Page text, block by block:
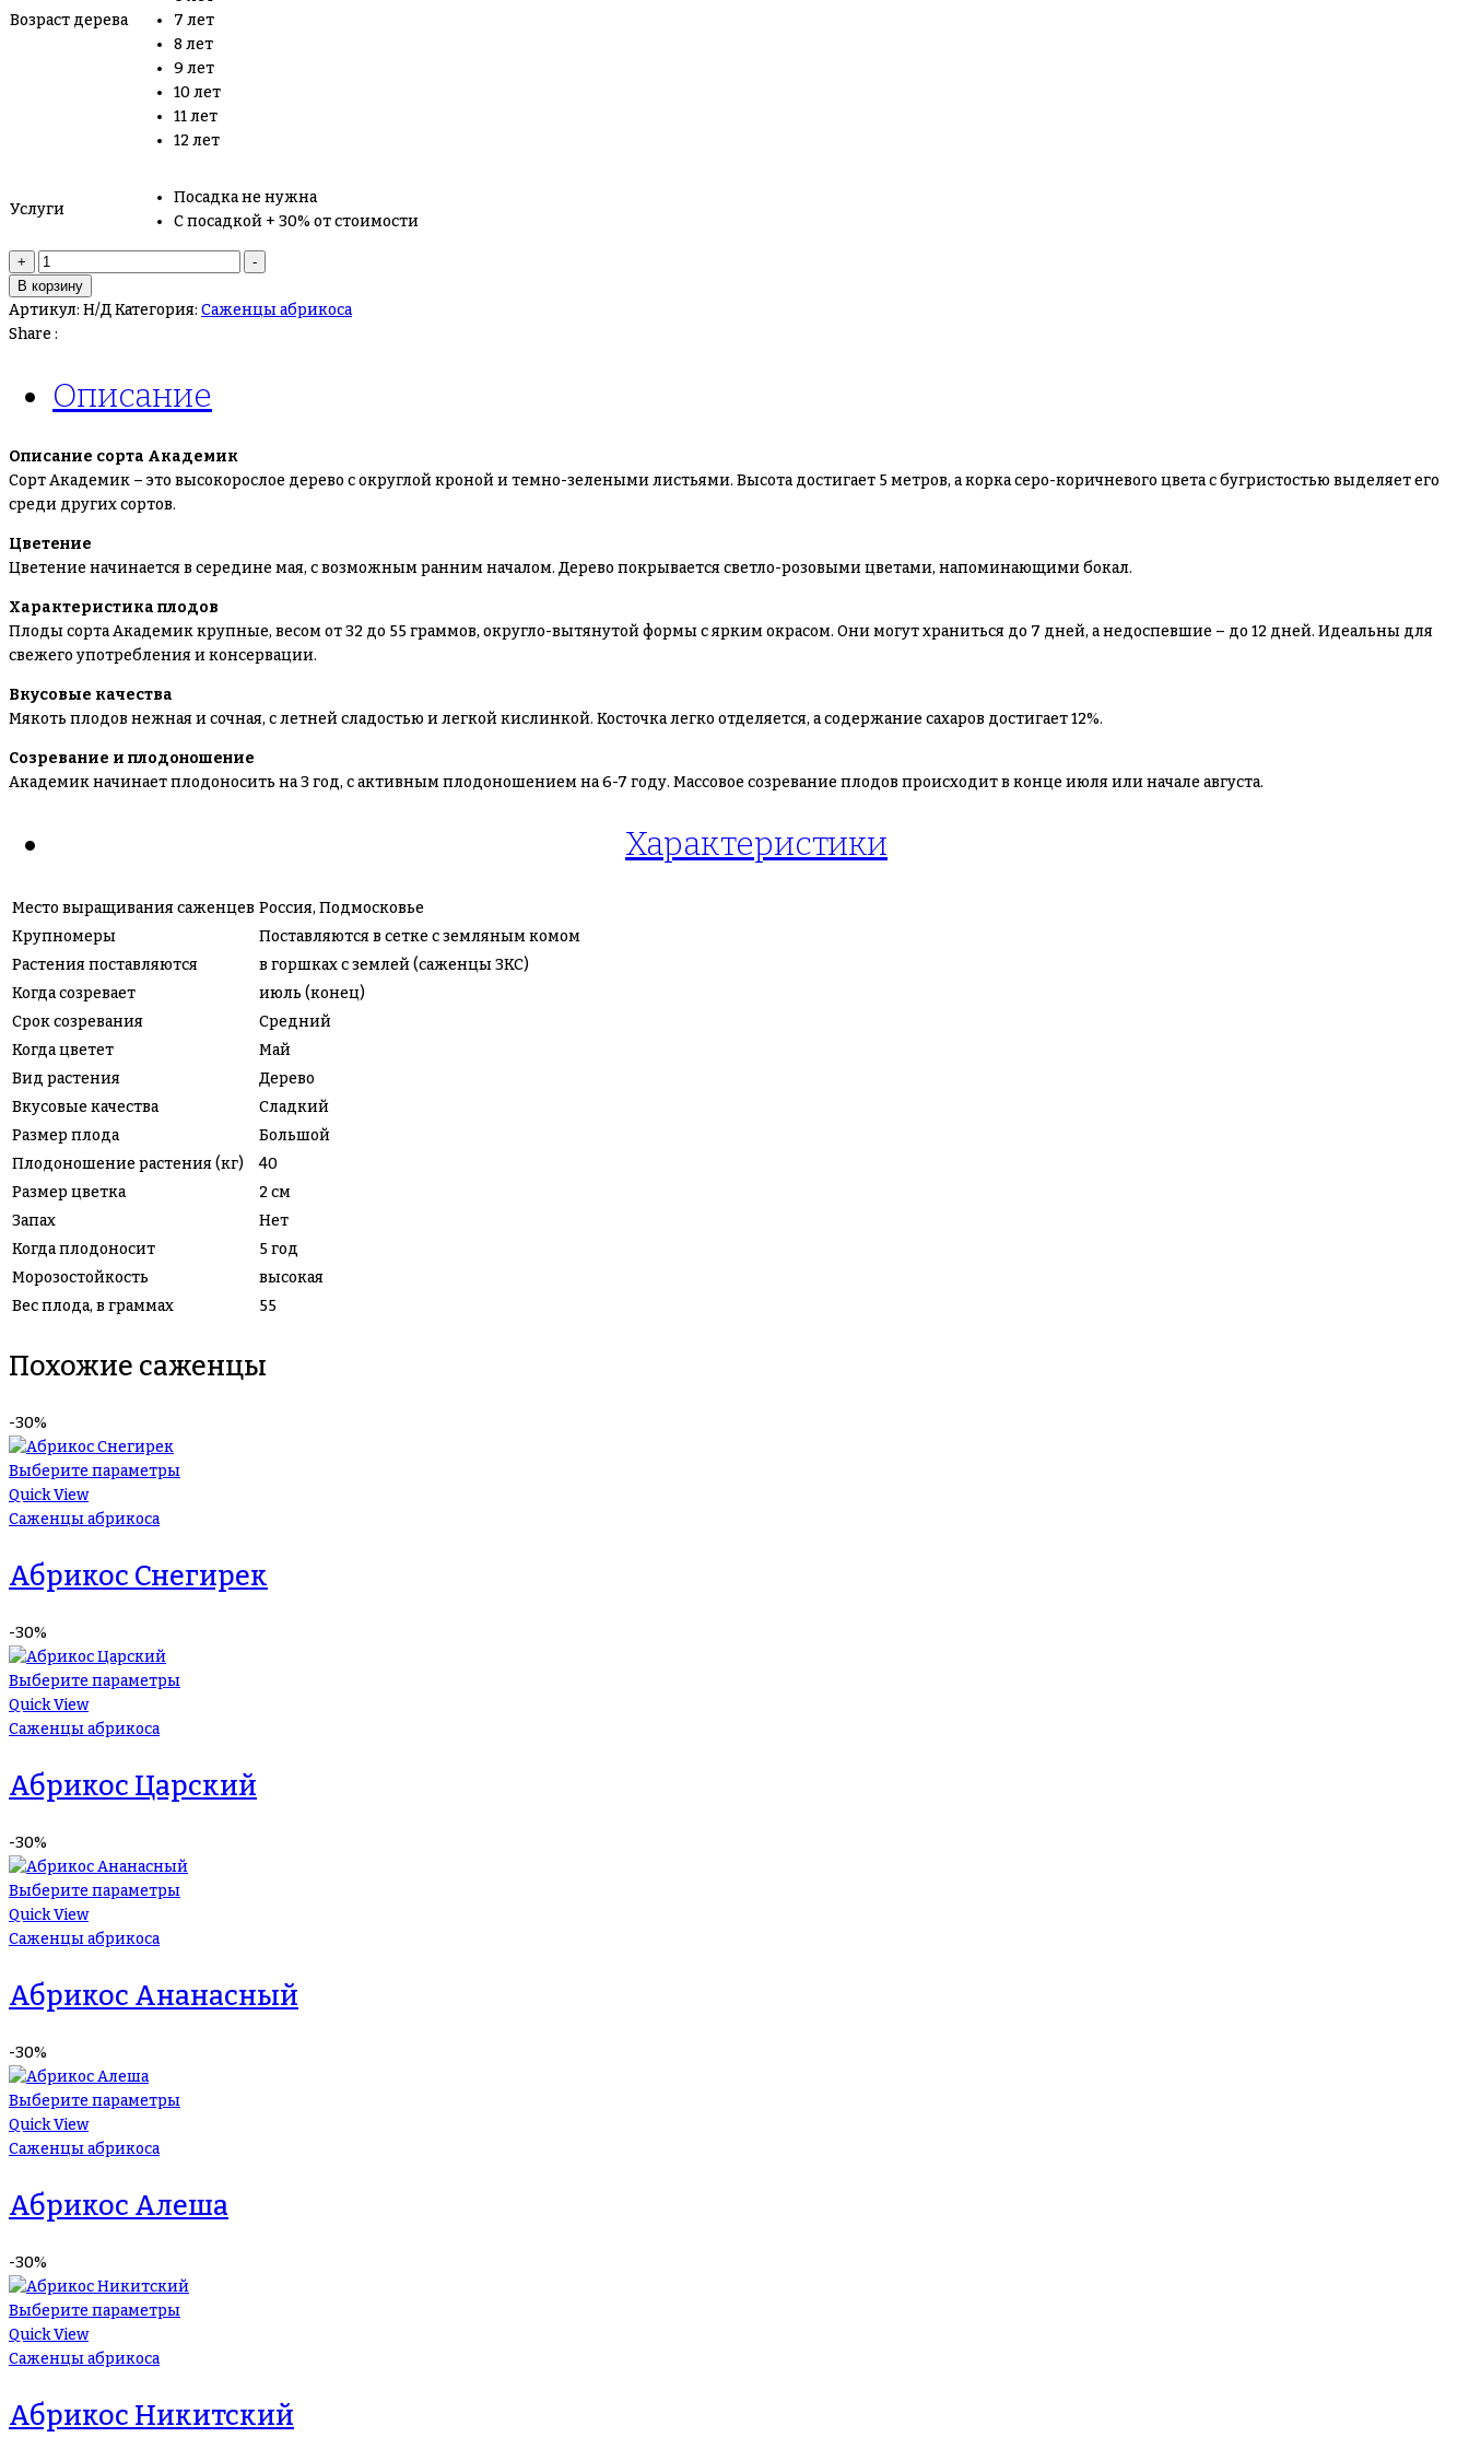
Возраст дерева
7 лет
8 лет
9 лет
10 лет
11 лет
12 лет
Услуги
Посадка не нужна
С посадкой + 30% от стоимости
+
Количество
товара
Абрикос
академик
-
В корзину
Артикул: Н/ДКатегория: Саженцы абрикоса
Share :
Описание
Описание сорта Академик
Сорт Академик – это высокорослое дерево с округлой кроной и темно-зелеными листьями. Высота достигает 5 метров, а корка серо-коричневого цвета с бугристостью выделяет его
среди других сортов.
Цветение
Цветение начинается в середине мая, с возможным ранним началом. Дерево покрывается светло-розовыми цветами, напоминающими бокал.
Характеристика плодов
Плоды сорта Академик крупные, весом от 32 до 55 граммов, округло-вытянутой формы с ярким окрасом. Они могут храниться до 7 дней, а недоспевшие – до 12 дней. Идеальны для
свежего употребления и консервации.
Вкусовые качества
Мякоть плодов нежная и сочная, с летней сладостью и легкой кислинкой. Косточка легко отделяется, а содержание сахаров достигает 12%.
Созревание и плодоношение
Академик начинает плодоносить на 3 год, с активным плодоношением на 6-7 году. Массовое созревание плодов происходит в конце июля или начале августа.
Характеристики
Место выращивания саженцев Россия, Подмосковье
Крупномеры
Поставляются в сетке с земляным комом
Растения поставляются
в горшках с землей (саженцы ЗКС)
Когда созревает
июль (конец)
Срок созревания
Средний
Когда цветет
Май
Вид растения
Дерево
Вкусовые качества
Сладкий
Размер плода
Большой
Плодоношение растения (кг)
40
Размер цветка
2 см
Запах
Нет
Когда плодоносит
5 год
Морозостойкость
высокая
Вес плода, в граммах
55
Похожие саженцы
-30%
Выберите параметры
Quick View
Саженцы абрикоса
Абрикос Снегирек
-30%
Выберите параметры
Quick View
Саженцы абрикоса
Абрикос Царский
-30%
Выберите параметры
Quick View
Саженцы абрикоса
Абрикос Ананасный
-30%
Выберите параметры
Quick View
Саженцы абрикоса
Абрикос Алеша
-30%
Выберите параметры
Quick View
Саженцы абрикоса
Абрикос Никитский